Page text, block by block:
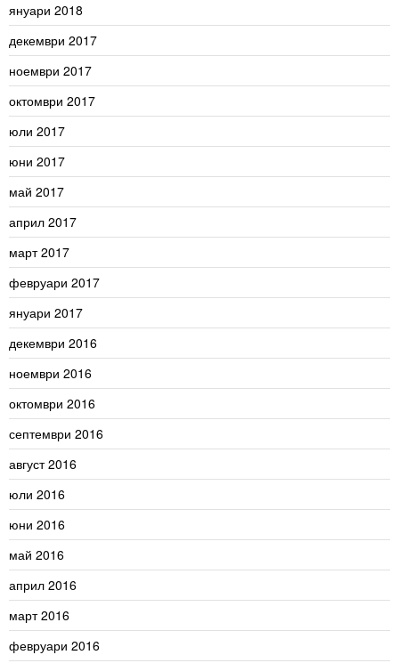
януари 2018
декември 2017
ноември 2017
октомври 2017
юли 2017
юни 2017
май 2017
април 2017
март 2017
февруари 2017
януари 2017
декември 2016
ноември 2016
октомври 2016
септември 2016
август 2016
юли 2016
юни 2016
май 2016
април 2016
март 2016
февруари 2016